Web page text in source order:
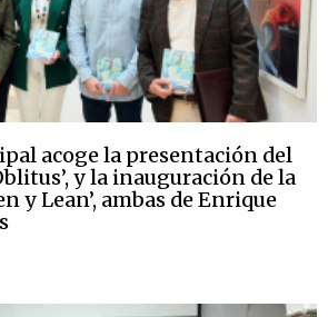
acoge la presentación del
y la inauguración de la
y Lean’, ambas de Enrique